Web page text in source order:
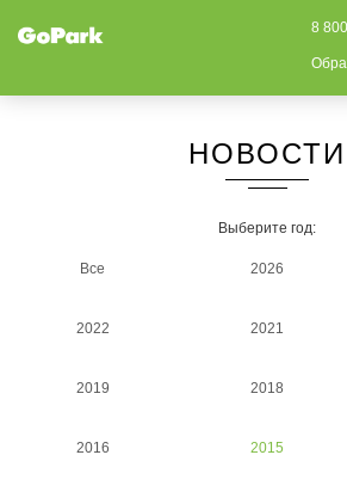
8
НОВОСТИ
Выберите год:
Все 2026
2022 2021
2019 2018
2016 2015